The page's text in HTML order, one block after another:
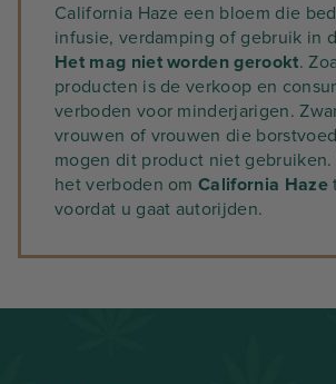
California Haze een bloem die
infusie, verdamping of gebruik in
Het mag niet worden gerookt.
producten is de verkoop en
verboden voor minderjarigen.
vrouwen of vrouwen die
mogen dit product niet gebruiken.
het verboden omCalifornia Haze
voordat u gaat autorijden.